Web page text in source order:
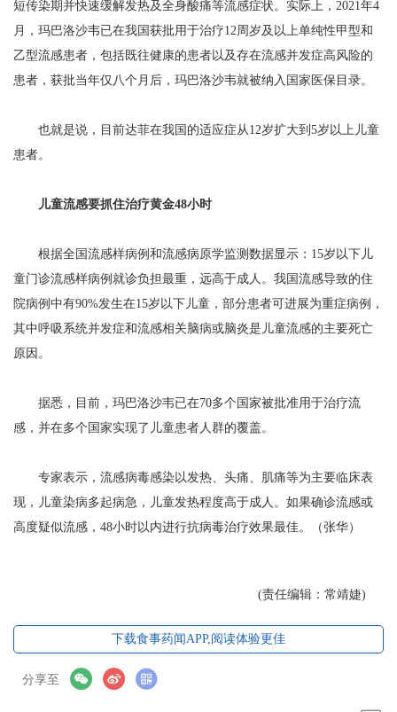
短传染期并快速缓解发热及全身酸痛等流感症状。实际上，2021年4
月，玛巴洛沙韦已在我国获批用于治疗12周岁及以上单纯性甲型和
乙型流感患者，包括既往健康的患者以及存在流感并发症高风险的
患者，获批当年仅八个月后，玛巴洛沙韦就被纳入国家医保目录。
也就是说，目前达菲在我国的适应症从12岁扩大到5岁以上儿童
患者。
儿童流感要抓住治疗黄金48小时
根据全国流感样病例和流感病原学监测数据显示：15岁以下儿
童门诊流感样病例就诊负担最重，远高于成人。我国流感导致的住
院病例中有90%发生在15岁以下儿童，部分患者可进展为重症病例，
其中呼吸系统并发症和流感相关脑病或脑炎是儿童流感的主要死亡
原因。
据悉，目前，玛巴洛沙韦已在70多个国家被批准用于治疗流
感，并在多个国家实现了儿童患者人群的覆盖。
专家表示，流感病毒感染以发热、头痛、肌痛等为主要临床表
现，儿童染病多起病急，儿童发热程度高于成人。如果确诊流感或
高度疑似流感，48小时以内进行抗病毒治疗效果最佳。（张华）
(责任编辑：常靖婕)
下载食事药闻APP,阅读体验更佳
分享至